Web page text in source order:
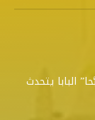
البابا يتحدث